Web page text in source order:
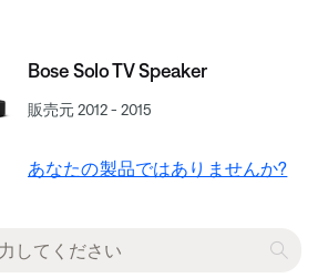
Bose Solo TV Speaker
販売元 2012 - 2015
あなたの製品ではありませんか?